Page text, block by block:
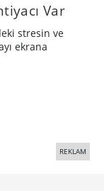
Var
stresin ve
ekrana
REKLAM